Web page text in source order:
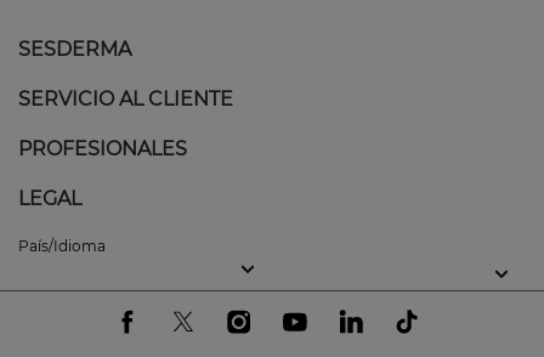
SESDERMA
SERVICIO AL CLIENTE
PROFESIONALES
LEGAL
País/Idioma